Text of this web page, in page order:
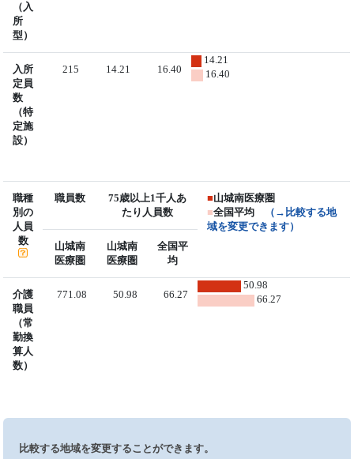
（入
所
型）
入所
定員
数
（特
定施
設）
215 14.21 16.40
14.21
16.40
職種
別の
人員
数
職員数
75歳以上1千人あ
たり人員数
■山城南医療圏
■全国平均
（→比較する地
域を変更できます）
山城南
医療圏
山城南
医療圏
全国平
均
介護
職員
（常
勤換
算人
数）
771.08 50.98 66.27
50.98
66.27
比較する地域を変更することができます。